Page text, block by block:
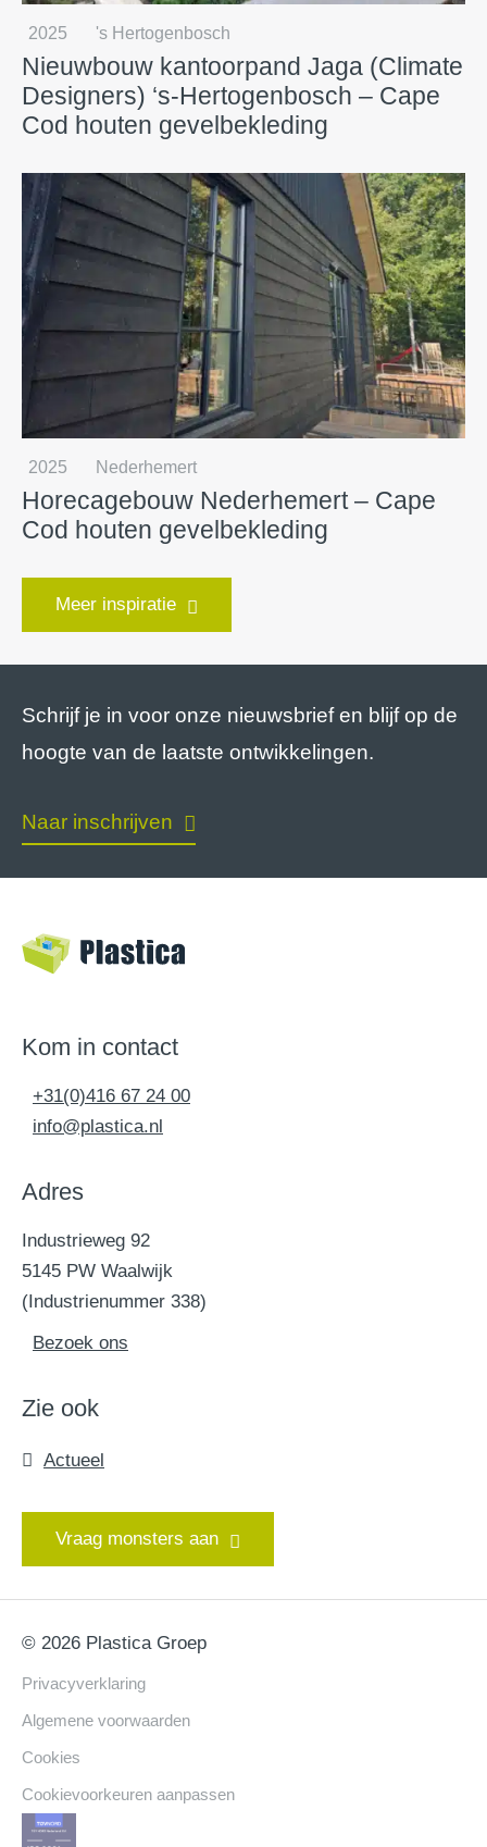
2025 's Hertogenbosch
Nieuwbouw kantoorpand Jaga (Climate
Designers) ‘s-Hertogenbosch – Cape
Cod houten gevelbekleding
2025 Nederhemert
Horecagebouw Nederhemert – Cape
Cod houten gevelbekleding
Meer inspiratie
Schrijf je in voor onze nieuwsbrief en blijf op de
hoogte van de laatste ontwikkelingen.
Naar inschrijven
Kom in contact
+31(0)416 67 24 00
info@plastica.nl
Adres
Industrieweg 92
5145 PW Waalwijk
(Industrienummer 338)
Bezoek ons
Zie ook
Actueel
Vraag monsters aan
© 2026 Plastica Groep
Privacyverklaring
Algemene voorwaarden
Cookies
Cookievoorkeuren aanpassen